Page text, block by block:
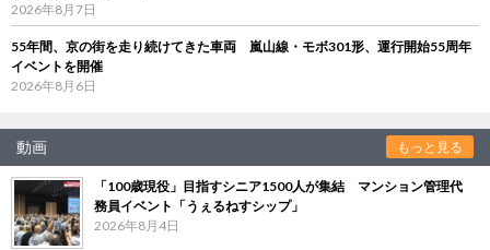
2026年8月7日
55年間、京の街を走り続けてきた車両 嵐山線・モボ301形、運行開始55周年
イベントを開催
2026年8月6日
動画 もっと見る
「100歳現役」目指すシニア1500人が集結 マンション管理代
務員イベント「うぇるねすシップ」
2026年8月4日